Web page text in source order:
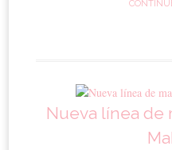
Nueva línea de